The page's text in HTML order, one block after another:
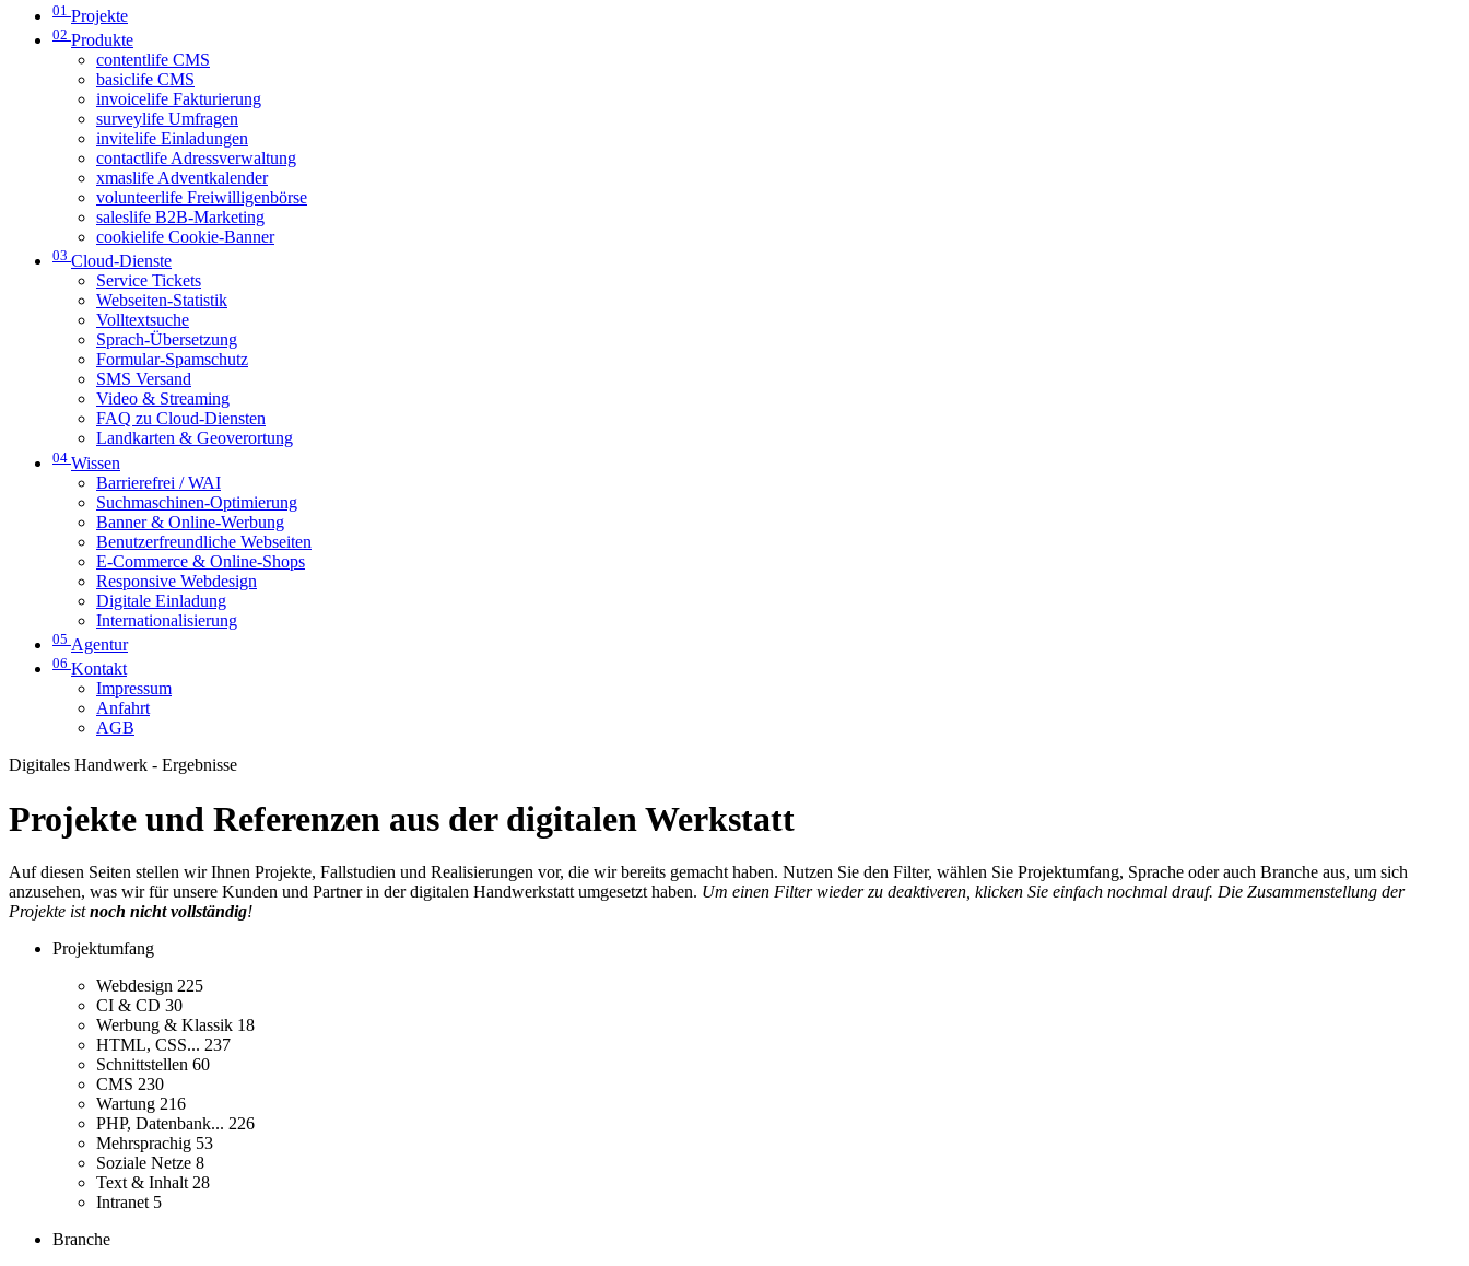
01 Projekte
02 Produkte
contentlife CMS
basiclife CMS
invoicelife Fakturierung
surveylife Umfragen
invitelife Einladungen
contactlife Adressverwaltung
xmaslife Adventkalender
volunteerlife Freiwilligenbörse
saleslife B2B-Marketing
cookielife Cookie-Banner
03 Cloud-Dienste
Service Tickets
Webseiten-Statistik
Volltextsuche
Sprach-Übersetzung
Formular-Spamschutz
SMS Versand
Video & Streaming
FAQ zu Cloud-Diensten
Landkarten & Geoverortung
04 Wissen
Barrierefrei / WAI
Suchmaschinen-Optimierung
Banner & Online-Werbung
Benutzerfreundliche Webseiten
E-Commerce & Online-Shops
Responsive Webdesign
Digitale Einladung
Internationalisierung
05 Agentur
06 Kontakt
Impressum
Anfahrt
AGB
Digitales Handwerk - Ergebnisse
Projekte und Referenzen aus der digitalen Werkstatt
Auf diesen Seiten stellen wir Ihnen Projekte, Fallstudien und Realisierungen vor, die wir bereits gemacht haben. Nutzen Sie den Filter, wählen Sie Projektumfang, Sprache oder auch Branche aus, um sich
anzusehen, was wir für unsere Kunden und Partner in der digitalen Handwerkstatt umgesetzt haben. Um einen Filter wieder zu deaktiveren, klicken Sie einfach nochmal drauf. Die Zusammenstellung der
Projekte istnoch nicht vollständig!
Projektumfang
Webdesign 225
CI & CD 30
Werbung & Klassik 18
HTML, CSS... 237
Schnittstellen 60
CMS 230
Wartung 216
PHP, Datenbank... 226
Mehrsprachig 53
Soziale Netze 8
Text & Inhalt 28
Intranet 5
Branche